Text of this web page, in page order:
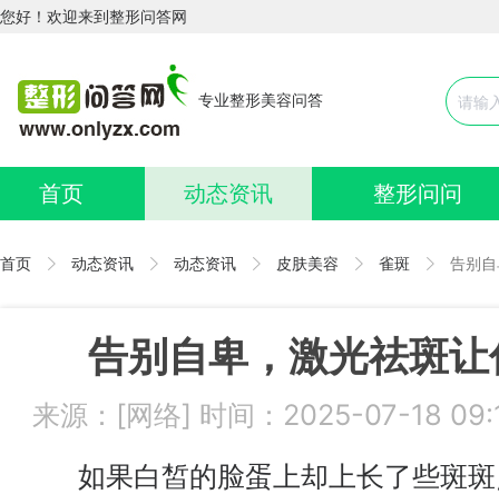
您好！欢迎来到整形问答网
专业整形美容问答
首页 动态资讯 整形问问
首页 动态资讯 动态资讯 皮肤美容 雀斑 告别
告别自卑，激光祛斑
来源：[网络] 时间：2025-07-18
如果白皙的脸蛋上却上长了些斑斑